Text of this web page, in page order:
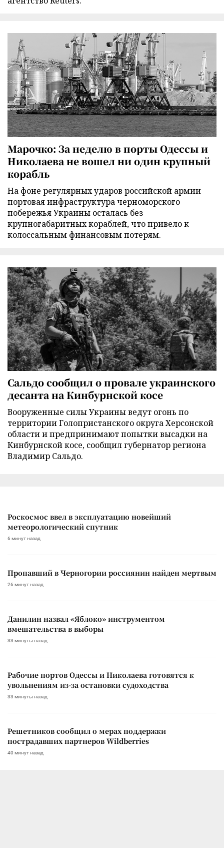
Марочко: За неделю в порты Одессы и
Николаева не вошел ни один крупный
корабль
На фоне регулярных ударов российской армии
портовая инфраструктура черноморского
побережья Украины осталась без
крупногабаритных кораблей, что привело к
колоссальным финансовым потерям.
Сальдо сообщил о провале украинского
десанта на Кинбурнской косе
Вооруженные силы Украины ведут огонь по
территории Голопристанского округа Херсонской
области и предпринимают попытки высадки на
Кинбурнской косе, сообщил губернатор региона
Владимир Сальдо.
Роскосмос ввел в эксплуатацию новейший
метеорологический спутник
6 минут назад
Пропавший в Черногории россиянин найден мертвым
26 минут назад
Данилин назвал «Яблоко» инструментом
вмешательства в выборы
33 минуты назад
Рабочие портов Одессы и Николаева готовятся к
увольнениям из-за остановки судоходства
33 минуты назад
Решетников сообщил о мерах поддержки
пострадавших партнеров Wildberries
40 минут назад